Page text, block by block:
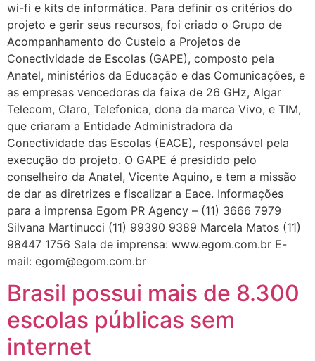
wi-fi e kits de informática. Para definir os critérios do
projeto e gerir seus recursos, foi criado o Grupo de
Acompanhamento do Custeio a Projetos de
Conectividade de Escolas (GAPE), composto pela
Anatel, ministérios da Educação e das Comunicações, e
as empresas vencedoras da faixa de 26 GHz, Algar
Telecom, Claro, Telefonica, dona da marca Vivo, e TIM,
que criaram a Entidade Administradora da
Conectividade das Escolas (EACE), responsável pela
execução do projeto. O GAPE é presidido pelo
conselheiro da Anatel, Vicente Aquino, e tem a missão
de dar as diretrizes e fiscalizar a Eace. Informações
para a imprensa Egom PR Agency – (11) 3666 7979
Silvana Martinucci (11) 99390 9389 Marcela Matos (11)
98447 1756 Sala de imprensa: www.egom.com.br E-
mail: egom@egom.com.br
Brasil possui mais de 8.300
escolas públicas sem
internet